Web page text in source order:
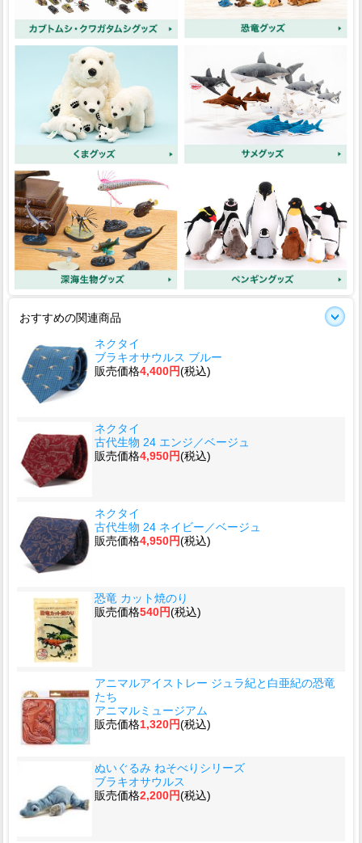
おすすめの関連商品
ネクタイ
ブラキオサウルス ブルー
販売価格4,400円(税込)
ネクタイ
古代生物 24 エンジ／ベージュ
販売価格4,950円(税込)
ネクタイ
古代生物 24 ネイビー／ベージュ
販売価格4,950円(税込)
恐竜 カット焼のり
販売価格540円(税込)
アニマルアイストレー ジュラ紀と白亜紀の恐竜
たち
アニマルミュージアム
販売価格1,320円(税込)
ぬいぐるみ ねそべりシリーズ
ブラキオサウルス
販売価格2,200円(税込)